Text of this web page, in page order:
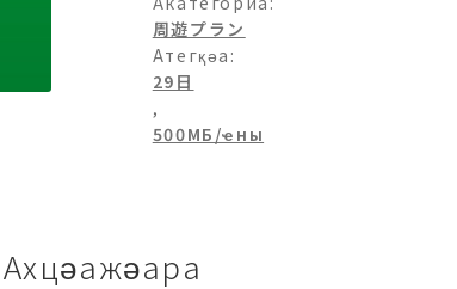
周遊プラン
Атегқәа:
29日
,
500МБ/ҽны
Ахцәажәара